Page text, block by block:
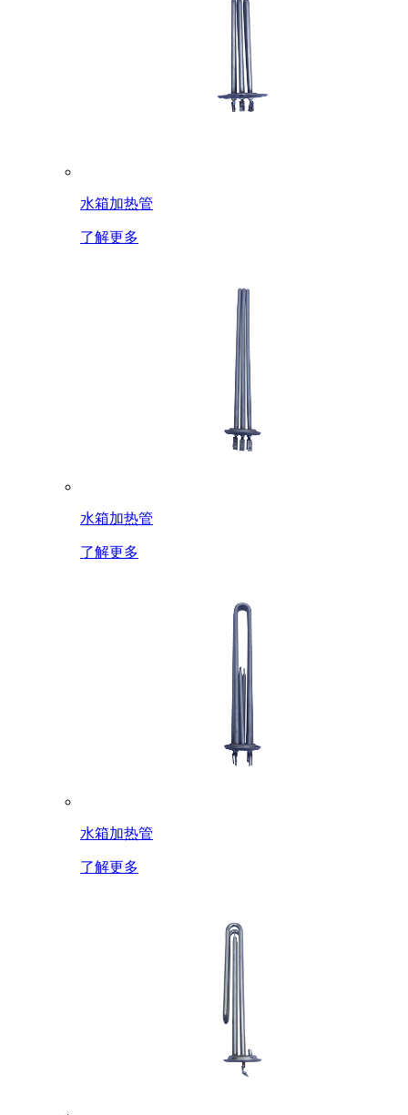
水箱加热管
了解更多
水箱加热管
了解更多
水箱加热管
了解更多